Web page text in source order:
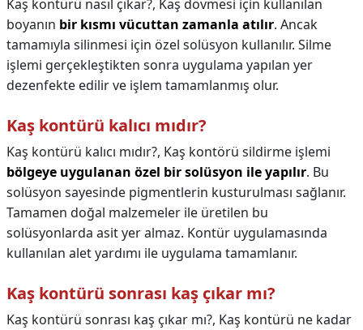
Kaş kontürü nasıl çıkar?, Kaş dövmesi için kullanılan
boyanın bir kısmı vücuttan zamanla atılır. Ancak
tamamıyla silinmesi için özel solüsyon kullanılır. Silme
işlemi gerçekleştikten sonra uygulama yapılan yer
dezenfekte edilir ve işlem tamamlanmış olur.
Kaş kontürü kalıcı mıdır?
Kaş kontürü kalıcı mıdır?, Kaş kontörü sildirme işlemi
bölgeye uygulanan özel bir solüsyon ile yapılır. Bu
solüsyon sayesinde pigmentlerin kusturulması sağlanır.
Tamamen doğal malzemeler ile üretilen bu
solüsyonlarda asit yer almaz. Kontür uygulamasında
kullanılan alet yardımı ile uygulama tamamlanır.
Kaş kontürü sonrası kaş çıkar mı?
Kaş kontürü sonrası kaş çıkar mı?, Kaş kontürü ne kadar